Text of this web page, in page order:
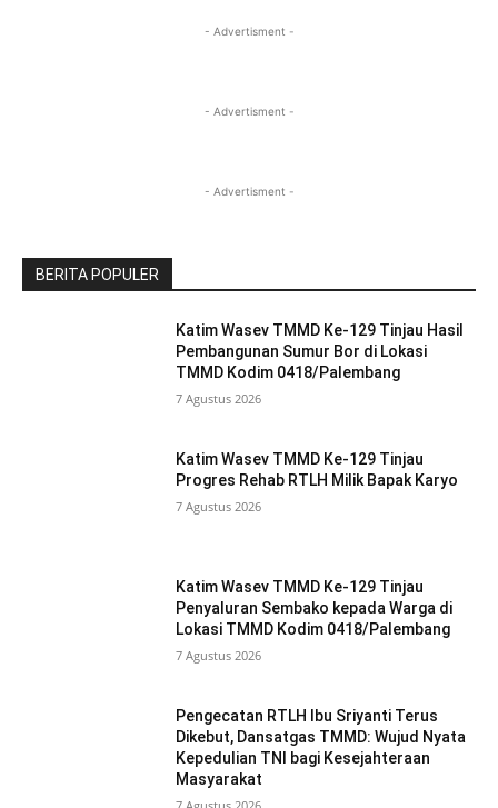
- Advertisment -
- Advertisment -
- Advertisment -
BERITA POPULER
Katim Wasev TMMD Ke-129 Tinjau Hasil
Pembangunan Sumur Bor di Lokasi
TMMD Kodim 0418/Palembang
7 Agustus 2026
Katim Wasev TMMD Ke-129 Tinjau
Progres Rehab RTLH Milik Bapak Karyo
7 Agustus 2026
Katim Wasev TMMD Ke-129 Tinjau
Penyaluran Sembako kepada Warga di
Lokasi TMMD Kodim 0418/Palembang
7 Agustus 2026
Pengecatan RTLH Ibu Sriyanti Terus
Dikebut, Dansatgas TMMD: Wujud Nyata
Kepedulian TNI bagi Kesejahteraan
Masyarakat